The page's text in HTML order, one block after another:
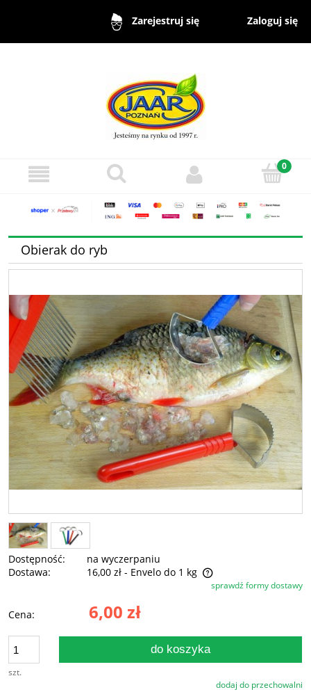
Zarejestruj się Zaloguj się
Obierak do ryb
Dostępność:
na wyczerpaniu
Dostawa:
16,00 zł - Envelo do 1 kg
Cena nie zawiera ewentualnych kosztów płatnościsprawdź formy dostawy
Cena: 6,00 zł
szt.
do koszyka
dodaj do przechowalni